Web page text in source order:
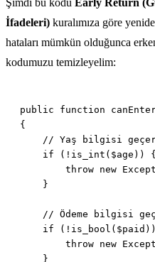
İfadeleri) kuralımıza göre
hataları mümkün olduğunca
kodumuzu temizleyelim: